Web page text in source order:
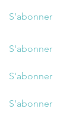
S'abonner
S'abonner
S'abonner
S'abonner